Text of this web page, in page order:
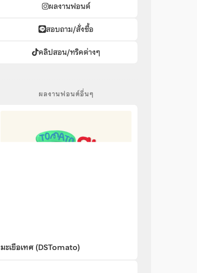
ผลงานฟอนต์
สอบถาม/สั่งซื้อ
คลิปสอน/ทริคต่างๆ
ผลงานฟอนต์อื่นๆ
มะเขือเทศ (DSTomato)